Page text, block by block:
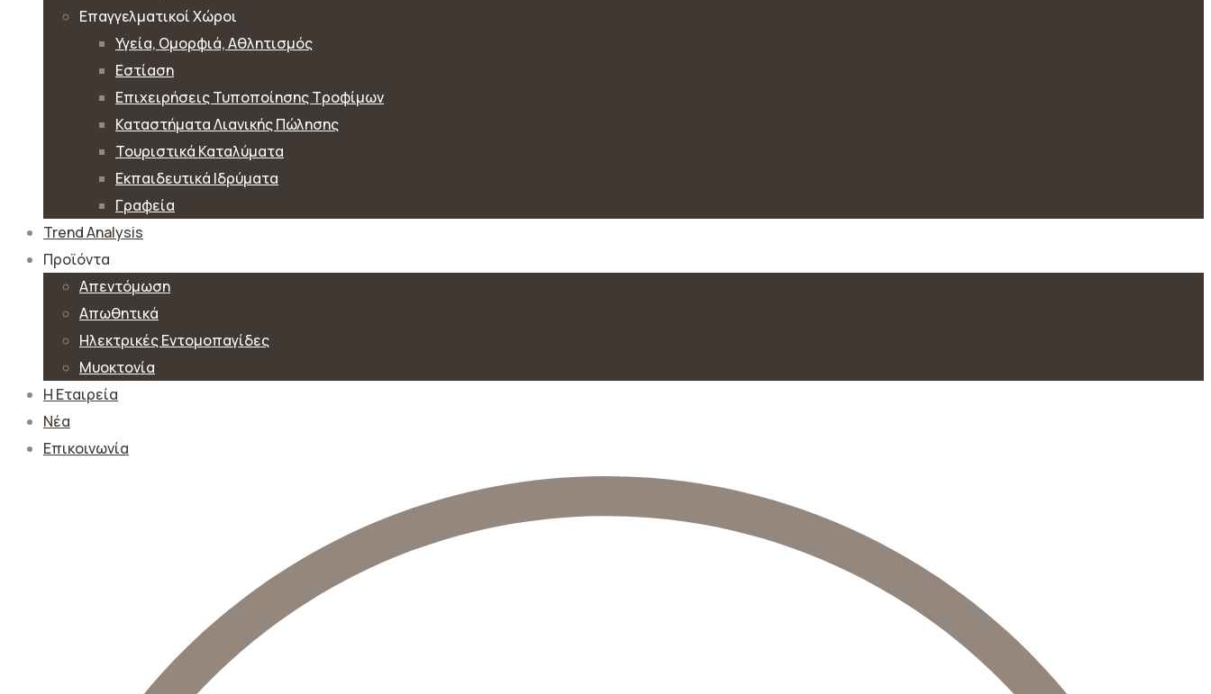
Επαγγελματικοί Χώροι
Υγεία, Ομορφιά, Αθλητισμός
Εστίαση
Επιχειρήσεις Τυποποίησης Τροφίμων
Καταστήματα Λιανικής Πώλησης
Τουριστικά Καταλύματα
Εκπαιδευτικά Ιδρύματα
Γραφεία
Trend Analysis
Προϊόντα
Απεντόμωση
Απωθητικά
Ηλεκτρικές Εντομοπαγίδες
Μυοκτονία
Η Εταιρεία
Νέα
Επικοινωνία